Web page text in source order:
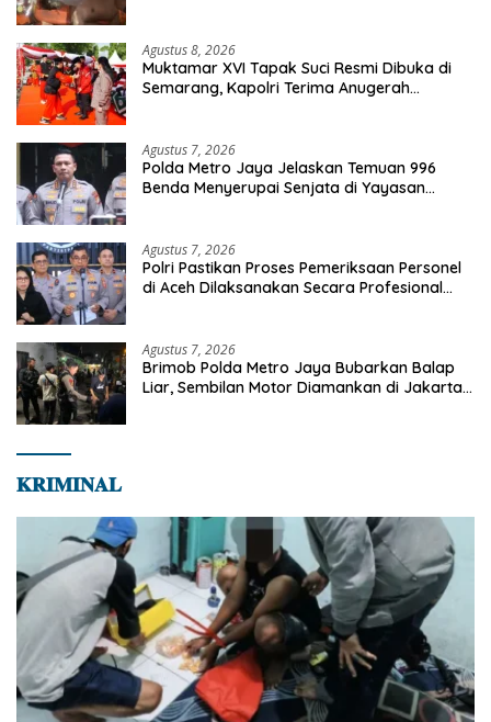
Agustus 8, 2026
Muktamar XVI Tapak Suci Resmi Dibuka di
Semarang, Kapolri Terima Anugerah
Agustus 7, 2026
Polda Metro Jaya Jelaskan Temuan 996
Benda Menyerupai Senjata di Yayasan
Agustus 7, 2026
Polri Pastikan Proses Pemeriksaan Personel
di Aceh Dilaksanakan Secara Profesional
Agustus 7, 2026
Brimob Polda Metro Jaya Bubarkan Balap
Liar, Sembilan Motor Diamankan di Jakarta
𝐊𝐑𝐈𝐌𝐈𝐍𝐀𝐋